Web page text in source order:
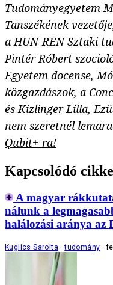
Tudományegyetem
Tanszékének
a HUN-REN Sztaki
Pintér Róbert
Egyetem docense,
közgazdászok, a
és Kizlinger Lilla,
nem szeretnél
Qubit+-ra!
Kapcsolódó
A magyar
nálunk a
halálozási aránya az
Kuglics Sarolta tudomány